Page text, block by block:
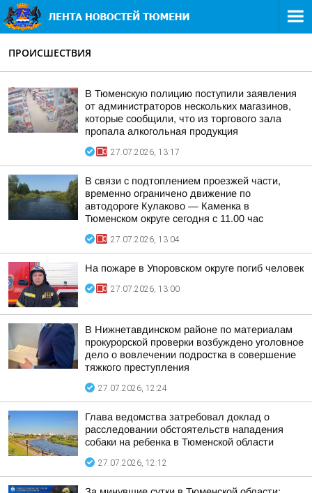
ПРОИСШЕСТВИЯ
В Тюменскую полицию поступили заявления
от администраторов нескольких магазинов,
которые сообщили, что из торгового зала
пропала алкогольная продукция
27.07.2026, 13:17
В связи с подтоплением проезжей части,
временно ограничено движение по
автодороге Кулаково — Каменка в
Тюменском округе сегодня с 11.00 час
27.07.2026, 13:04
На пожаре в Упоровском округе погиб человек
27.07.2026, 13:00
В Нижнетавдинском районе по материалам
прокурорской проверки возбуждено уголовное
дело о вовлечении подростка в совершение
тяжкого преступления
27.07.2026, 12:24
Глава ведомства затребовал доклад о
расследовании обстоятельств нападения
собаки на ребенка в Тюменской области
27.07.2026, 12:12